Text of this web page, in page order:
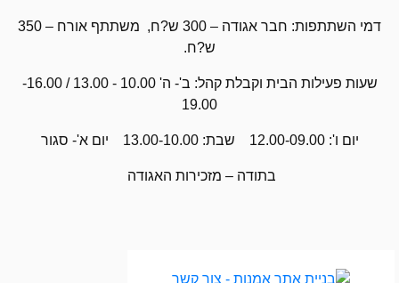
דמי השתתפות: חבר אגודה – 300 ש?ח, משתתף אורח – 350
ש?ח.
שעות פעילות הבית וקבלת קהל: ב'- ה' 10.00 - 13.00 / 16.00-
19.00
יום ו': 12.00-09.00 שבת: 13.00-10.00 יום א'- סגור
בתודה – מזכירות האגודה